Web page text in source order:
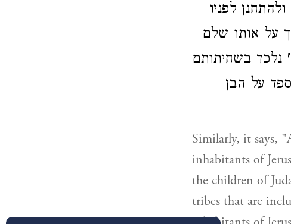
לפניו
על אותו שלם
נלכד בשחיתותם
על הבן
Similarly, it says,
inhabitants of
the children of
tribes that are